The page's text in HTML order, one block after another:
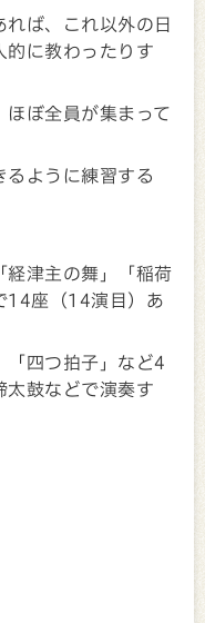
ば、これ以外の日
的に教わったりす
ぼ全員が集まって
るように練習する
経津主の舞」「稲荷
14座（14演目）あ
「四つ拍子」など4
太鼓などで演奏す